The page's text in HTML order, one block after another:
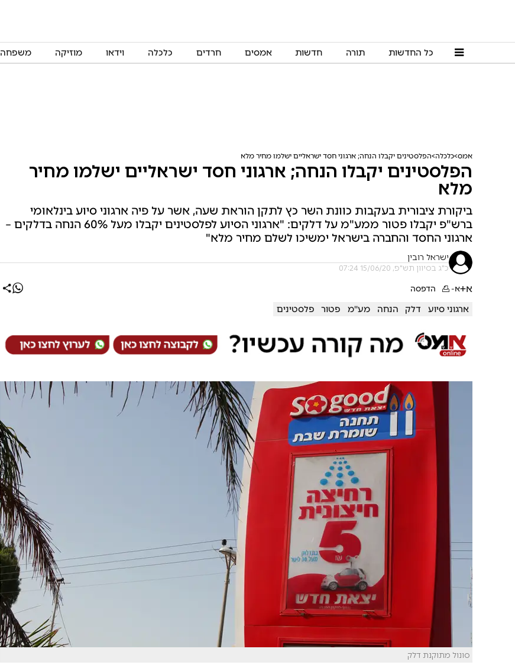
כל החדשות תורה חדשות אמסים חרדים כלכלה וידאו מוזיקה משפחה
אמס כלכלה הפלסטינים יקבלו הנחה; ארגוני חסד ישראליים ישלמו מחיר מלא
הפלסטינים יקבלו הנחה; ארגוני חסד ישראליים ישלמו מחיר
מלא
ביקורת ציבורית בעקבות כוונת השר כץ לתקן הוראת שעה, אשר על פיה ארגוני סיוע בינלאומי
ברש"פ יקבלו פטור ממע"מ על דלקים: "ארגוני הסיוע לפלסטינים יקבלו מעל 60% הנחה בדלקים –
ארגוני החסד והחברה בישראל ימשיכו לשלם מחיר מלא"
ישראל רובין
כ"ג בסיוון תש"פ, 15/06/20 07:24
א+א- הדפסה
ארגוני סיוע דלק הנחה מע''מ פטור פלסטינים
סונול מתוקנת דלק